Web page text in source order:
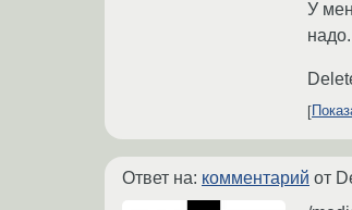
У
Ответ на: комментарий от